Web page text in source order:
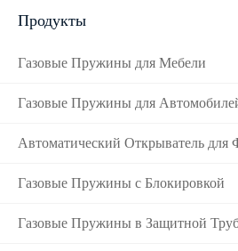
Russian
Продукты
Газовые Пружины для Мебели
Газовые Пружины для
Автоматический Открыватель для
Газовые Пружины с Блокировкой
Газовые Пружины в Защитной